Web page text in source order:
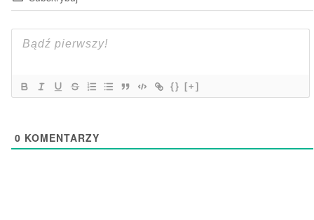
{} [+]
0 KOMENTARZY